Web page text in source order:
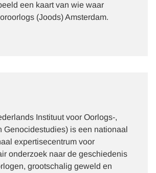
een kaart van wie waar
(Joods) Amsterdam.
Instituut voor Oorlogs-,
Genocidestudies) is een nationaal
expertisecentrum voor
onderzoek naar de geschiedenis
grootschalig geweld en